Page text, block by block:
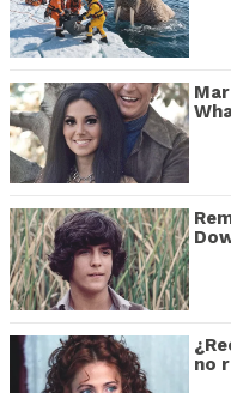
no